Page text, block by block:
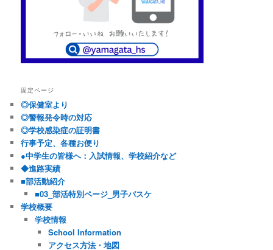
固定ページ
◎保健室より
◎警報発令時の対応
◎学校感染症の証明書
行事予定、各種お便り
●中学生の皆様へ：入試情報、学校紹介など
◆進路実績
■部活動紹介
■03_部活特別ページ_男子バスケ
学校概要
学校情報
School Information
アクセス方法・地図